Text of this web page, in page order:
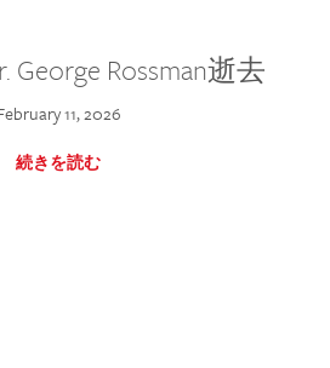
George Rossman逝去
11, 2026
続きを読む